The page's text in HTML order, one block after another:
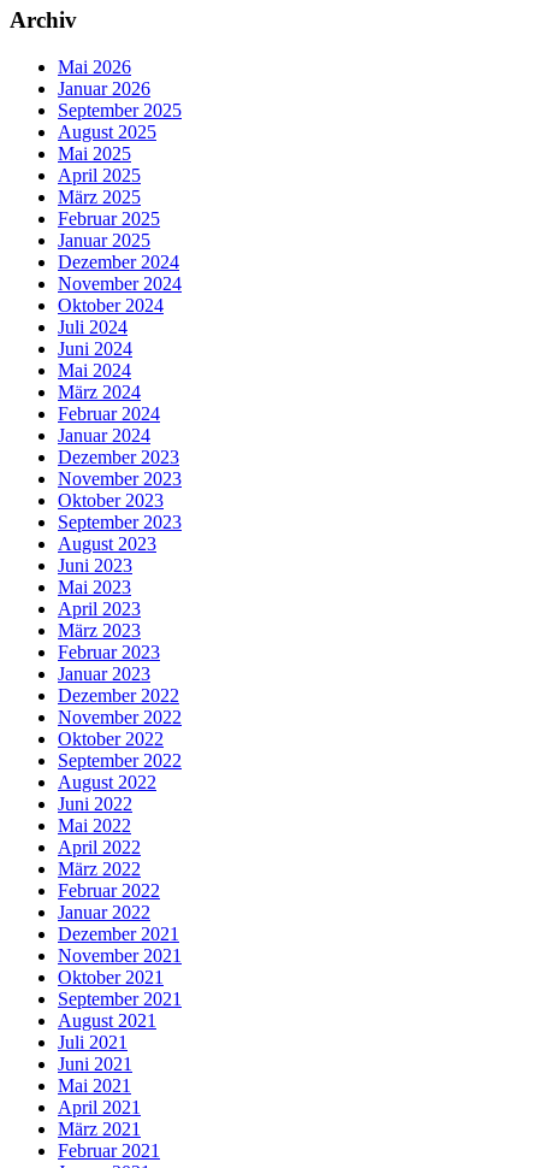
Archiv
Mai 2026
Januar 2026
September 2025
August 2025
Mai 2025
April 2025
März 2025
Februar 2025
Januar 2025
Dezember 2024
November 2024
Oktober 2024
Juli 2024
Juni 2024
Mai 2024
März 2024
Februar 2024
Januar 2024
Dezember 2023
November 2023
Oktober 2023
September 2023
August 2023
Juni 2023
Mai 2023
April 2023
März 2023
Februar 2023
Januar 2023
Dezember 2022
November 2022
Oktober 2022
September 2022
August 2022
Juni 2022
Mai 2022
April 2022
März 2022
Februar 2022
Januar 2022
Dezember 2021
November 2021
Oktober 2021
September 2021
August 2021
Juli 2021
Juni 2021
Mai 2021
April 2021
März 2021
Februar 2021